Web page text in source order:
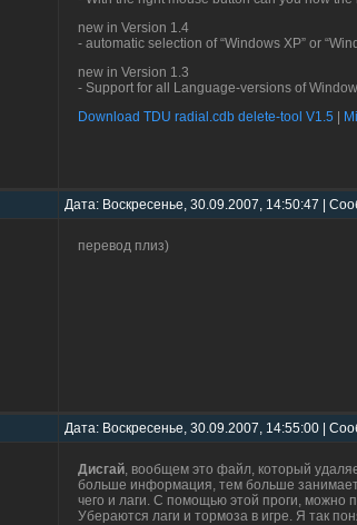
new in Version 1.4
- automatic selection of “Windows XP” or
new in Version 1.3
- Support for all Language-versions of
Download TDU radial.cdb delete-tool V1.5
Дата: Воскресенье, 30.09.2007, 14:50:47 |
перевод плиз)
Дата: Воскресенье, 30.09.2007, 14:55:00 |
Дисгай, вообщем это файл, который
больше информация, тем больше занимает
чего и лаги. С помощью этой проги, можно
Убераются лаги и тормоза в игре. Я так